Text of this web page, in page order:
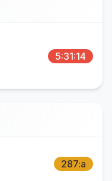
5:31:14
287:a